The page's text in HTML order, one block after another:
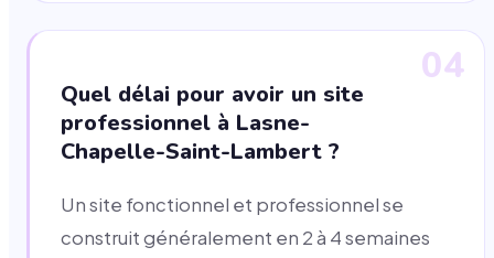
04
Quel délai pour avoir un site
professionnel à Lasne-
Chapelle-Saint-Lambert ?
Un site fonctionnel et professionnel se
construit généralement en 2 à 4 semaines